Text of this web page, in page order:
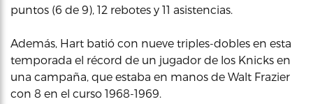
puntos (6 de 9), 12 rebotes y 11 asistencias.
Además, Hart batió con nueve triples-dobles en esta
temporada el récord de un jugador de los Knicks en
una campaña, que estaba en manos de Walt Frazier
con 8 en el curso 1968-1969.